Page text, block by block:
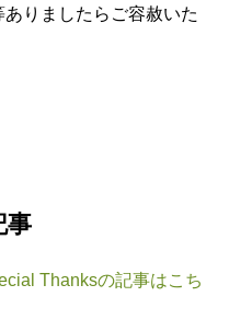
りましたらご容赦いた
事
Thanksの記事はこち